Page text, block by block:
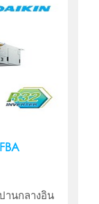
านกลางอิน